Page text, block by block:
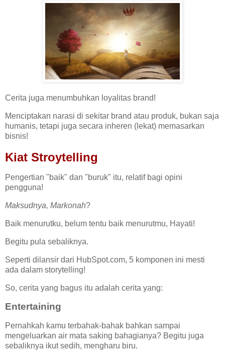
Cerita juga menumbuhkan loyalitas brand!
Menciptakan narasi di sekitar brand atau produk, bukan saja
humanis, tetapi juga secara inheren (lekat) memasarkan
bisnis!
Kiat Stroytelling
Pengertian "baik" dan "buruk" itu, relatif bagi opini
pengguna!
Maksudnya, Markonah?
Baik menurutku, belum tentu baik menurutmu, Hayati!
Begitu pula sebaliknya.
Seperti dilansir dari HubSpot.com, 5 komponen ini mesti
ada dalam storytelling!
So, cerita yang bagus itu adalah cerita yang:
Entertaining
Pernahkah kamu terbahak-bahak bahkan sampai
mengeluarkan air mata saking bahagianya? Begitu juga
sebaliknya ikut sedih, mengharu biru.